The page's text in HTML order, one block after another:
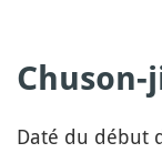
Chuson-
Daté du début